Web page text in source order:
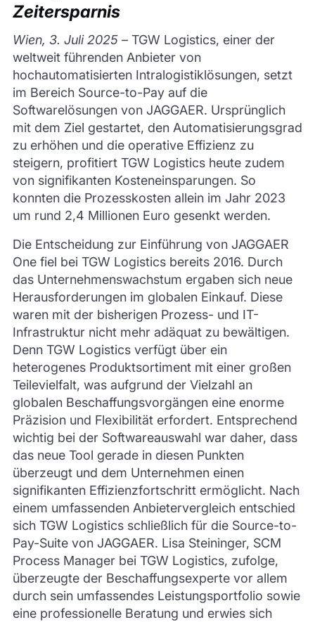
Zeitersparnis
Wien, 3. Juli 2025– TGW Logistics, einer der
weltweit führenden Anbieter von
hochautomatisierten Intralogistiklösungen, setzt
im Bereich Source-to-Pay auf die
Softwarelösungen von JAGGAER. Ursprünglich
mit dem Ziel gestartet, den Automatisierungsgrad
zu erhöhen und die operative Effizienz zu
steigern, profitiert TGW Logistics heute zudem
von signifikanten Kosteneinsparungen. So
konnten die Prozesskosten allein im Jahr 2023
um rund 2,4 Millionen Euro gesenkt werden.
Die Entscheidung zur Einführung von JAGGAER
One fiel bei TGW Logistics bereits 2016. Durch
das Unternehmenswachstum ergaben sich neue
Herausforderungen im globalen Einkauf. Diese
waren mit der bisherigen Prozess- und IT-
Infrastruktur nicht mehr adäquat zu bewältigen.
Denn TGW Logistics verfügt über ein
heterogenes Produktsortiment mit einer großen
Teilevielfalt, was aufgrund der Vielzahl an
globalen Beschaffungsvorgängen eine enorme
Präzision und Flexibilität erfordert. Entsprechend
wichtig bei der Softwareauswahl war daher, dass
das neue Tool gerade in diesen Punkten
überzeugt und dem Unternehmen einen
signifikanten Effizienzfortschritt ermöglicht. Nach
einem umfassenden Anbietervergleich entschied
sich TGW Logistics schließlich für die Source-to-
Pay-Suite von JAGGAER. Lisa Steininger, SCM
Process Manager bei TGW Logistics, zufolge,
überzeugte der Beschaffungsexperte vor allem
durch sein umfassendes Leistungsportfolio sowie
eine professionelle Beratung und erwies sich